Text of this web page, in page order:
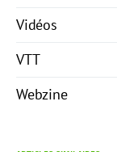
Vidéos
VTT
Webzine